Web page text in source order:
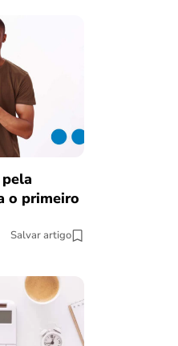
o primeiro
Salvar artigo